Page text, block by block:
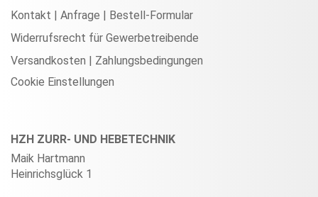
Kontakt | Anfrage | Bestell-Formular
Widerrufsrecht für Gewerbetreibende
Versandkosten | Zahlungsbedingungen
Cookie Einstellungen
HZH ZURR- UND HEBETECHNIK
Maik Hartmann
Heinrichsglück 1